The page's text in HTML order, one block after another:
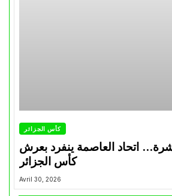
كأس الجزائر
اتحاد العاصمة ينفرد بعرش
كأس الجزائر
Avril 30, 2026